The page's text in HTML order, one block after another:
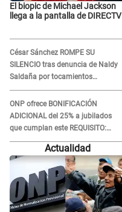
El biopic de Michael Jackson
llega a la pantalla de DIRECTV
César Sánchez ROMPE SU
SILENCIO tras denuncia de Naldy
Saldaña por tocamientos
indebidos: "Pido respetar la
presunción de inocencia"
ONP ofrece BONIFICACIÓN
ADICIONAL del 25% a jubilados
que cumplan este REQUISITO:
revisa si accedes aquí
Actualidad